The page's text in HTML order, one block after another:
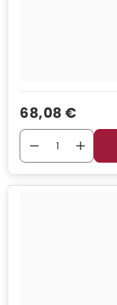
Verkaufspreis
68,08 €